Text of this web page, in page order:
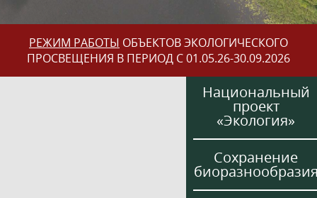
РЕЖИМ РАБОТЫ ОБЪЕКТОВ ЭКОЛОГИЧЕСКОГО
ПРОСВЕЩЕНИЯ В ПЕРИОД С 01.05.26-30.09.2026
Национальный
проект
«Экология»
Сохранение